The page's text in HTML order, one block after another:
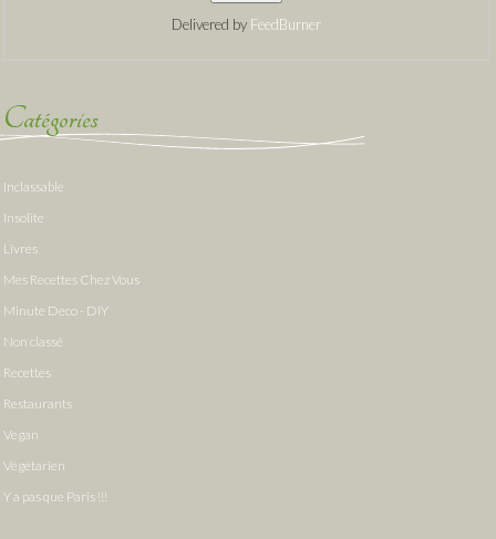
Delivered by FeedBurner
Catégories
Inclassable
Insolite
Livres
Mes Recettes Chez Vous
Minute Deco - DIY
Non classé
Recettes
Restaurants
Vegan
Végétarien
Y a pas que Paris !!!